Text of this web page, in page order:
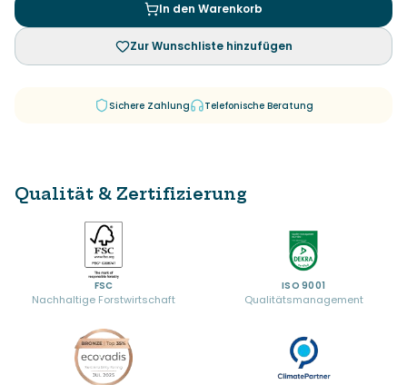
In den Warenkorb
Zur Wunschliste hinzufügen
Sichere Zahlung Telefonische Beratung
Qualität & Zertifizierung
FSC
Nachhaltige Forstwirtschaft
ISO 9001
Qualitätsmanagement